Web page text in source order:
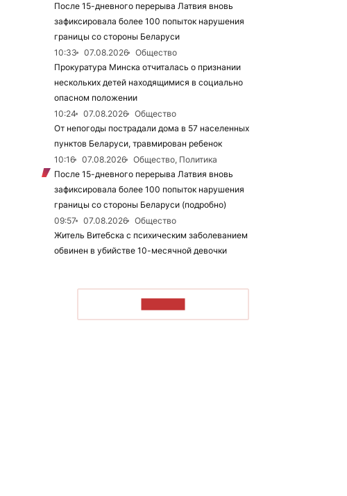
После 15-дневного перерыва Латвия вновь
зафиксировала более 100 попыток нарушения
границы со стороны Беларуси
10:33
07.08.2026
Общество
Прокуратура Минска отчиталась о признании
нескольких детей находящимися в социально
опасном положении
10:24
07.08.2026
Общество
От непогоды пострадали дома в 57 населенных
пунктов Беларуси, травмирован ребенок
10:16
07.08.2026
Общество, Политика
После 15-дневного перерыва Латвия вновь
зафиксировала более 100 попыток нарушения
границы со стороны Беларуси (подробно)
09:57
07.08.2026
Общество
Житель Витебска с психическим заболеванием
обвинен в убийстве 10-месячной девочки